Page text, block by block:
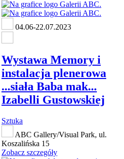
04.06-22.07.2023
Wystawa Memory i
instalacja plenerowa
...siała Baba mak...
Izabelli Gustowskiej
Sztuka
ABC Gallery/Visual Park, ul.
Koszalińska 15
Zobacz szczegóły